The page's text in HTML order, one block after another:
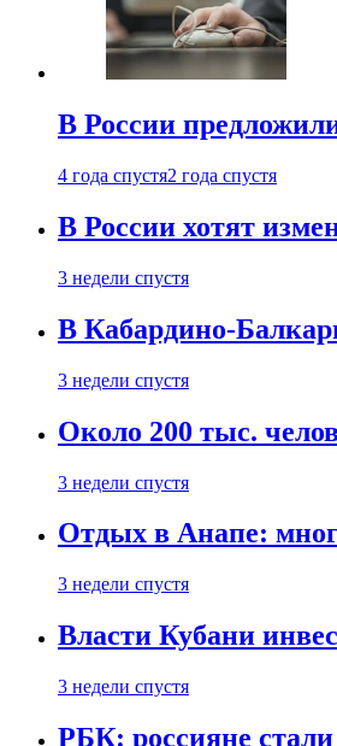
В России
4 года спустя2 года спустя
В России хотят
3 недели спустя
В Кабардино-
3 недели спустя
Около 200 тыс.
3 недели спустя
Отдых в Анапе:
3 недели спустя
Власти Кубани
3 недели спустя
РБК: россияне